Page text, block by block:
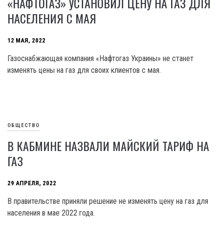
НАСЕЛЕНИЯ С МАЯ
12 МАЯ, 2022
Газоснабжающая компания «Нафтогаз Украины» не станет
изменять цены на газ для своих клиентов с мая.
ОБЩЕСТВО
В КАБМИНЕ НАЗВАЛИ МАЙСКИЙ ТАРИФ НА
ГАЗ
29 АПРЕЛЯ, 2022
В правительстве приняли решение не изменять цену на газ для
населения в мае 2022 года.